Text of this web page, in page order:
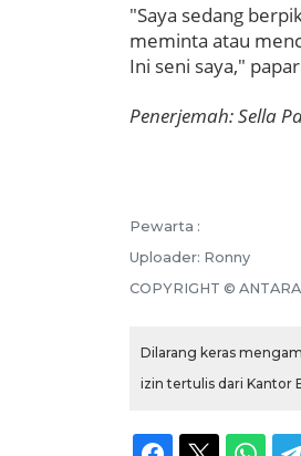
"Saya sedang
meminta atau
Ini seni saya,"
Penerjemah: Sella
Pewarta :
Uploader: Ronny
COPYRIGHT © ANTARA
Dilarang keras
izin tertulis dari Kantor